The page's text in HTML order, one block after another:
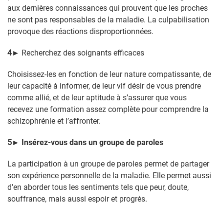
aux dernières connaissances qui prouvent que les proches
ne sont pas responsables de la maladie. La culpabilisation
provoque des réactions disproportionnées.
4► Recherchez des soignants efficaces
Choisissez-les en fonction de leur nature compatissante, de
leur capacité à informer, de leur vif désir de vous prendre
comme allié, et de leur aptitude à s’assurer que vous
recevez une formation assez complète pour comprendre la
schizophrénie et l’affronter.
5► Insérez-vous dans un groupe de paroles
La participation à un groupe de paroles permet de partager
son expérience personnelle de la maladie. Elle permet aussi
d’en aborder tous les sentiments tels que peur, doute,
souffrance, mais aussi espoir et progrès.